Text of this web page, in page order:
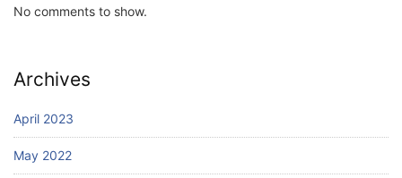
No comments to show.
Archives
April 2023
May 2022